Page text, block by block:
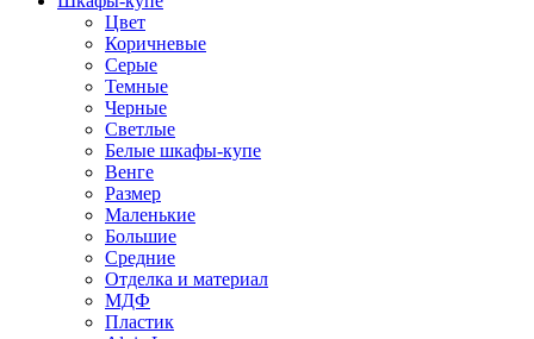
Цвет
Коричневые
Серые
Темные
Черные
Светлые
Белые шкафы-купе
Венге
Размер
Маленькие
Большие
Средние
Отделка и материал
МДФ
Пластик